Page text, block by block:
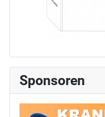
Sponsoren